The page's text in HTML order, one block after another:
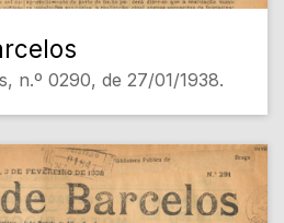
n.º 0290, de 27/01/1938.